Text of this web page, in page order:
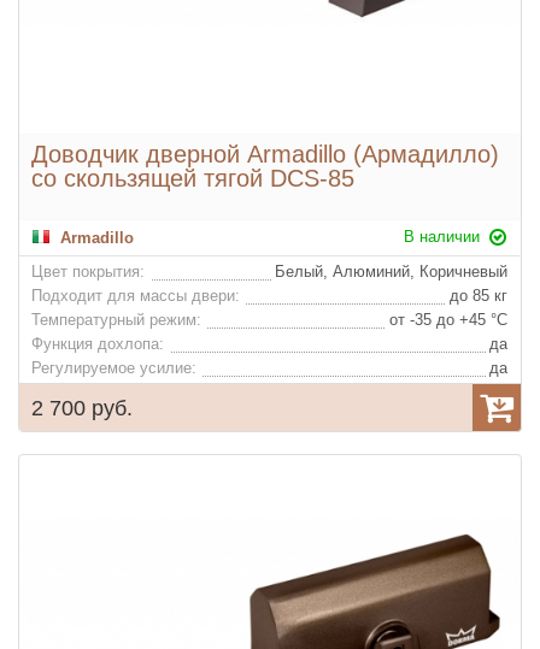
Доводчик дверной Armadillo (Армадилло)
со скользящей тягой DCS-85
Armadillo
В наличии
Цвет покрытия:
Белый, Алюминий, Коричневый
Подходит для массы двери:
до 85 кг
Температурный режим:
от -35 до +45 °С
Функция дохлопа:
да
Регулируемое усилие:
да
2 700 руб.